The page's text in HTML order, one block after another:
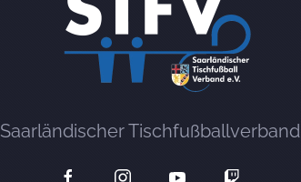
Saarländischer Tischfußballverband